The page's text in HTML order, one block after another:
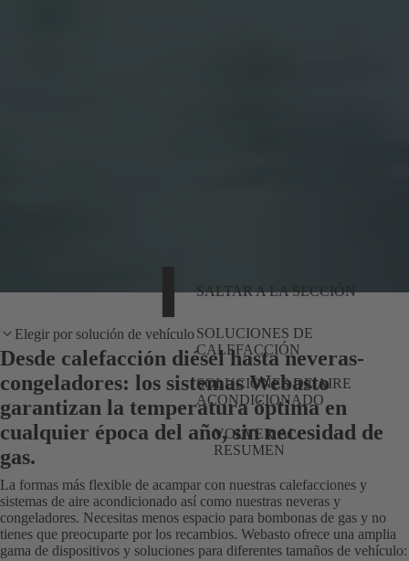
SALTAR A LA SECCIÓN
SOLUCIONES DE
CALEFACCIÓN
SOLUCIONES DE AIRE
ACONDICIONADO
VOLVER AL
RESUMEN
Elegir por solución de vehículo
Desde calefacción diésel hasta neveras-
congeladores: los sistemas Webasto
garantizan la temperatura óptima en
cualquier época del año, sin necesidad de
gas.
La formas más flexible de acampar con nuestras calefacciones y
sistemas de aire acondicionado así como nuestras neveras y
congeladores. Necesitas menos espacio para bombonas de gas y no
tienes que preocuparte por los recambios. Webasto ofrece una amplia
gama de dispositivos y soluciones para diferentes tamaños de vehículo: